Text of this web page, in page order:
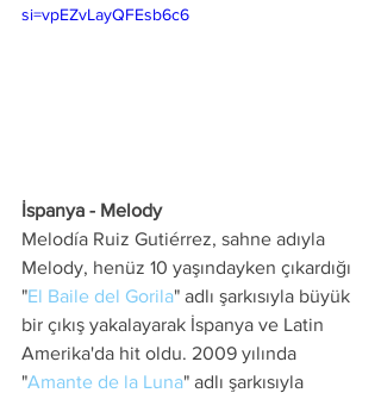
si=vpEZvLayQFEsb6c6
İspanya - Melody
Melodía Ruiz Gutiérrez, sahne adıyla
Melody, henüz 10 yaşındayken çıkardığı
"El Baile del Gorila" adlı şarkısıyla büyük
bir çıkış yakalayarak İspanya ve Latin
Amerika'da hit oldu. 2009 yılında
"Amante de la Luna" adlı şarkısıyla